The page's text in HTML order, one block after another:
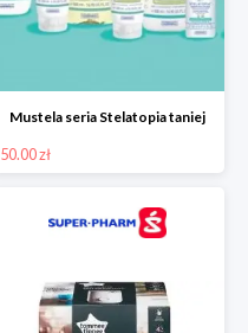
Mustela seria Stelatopia taniej
50.00 zł